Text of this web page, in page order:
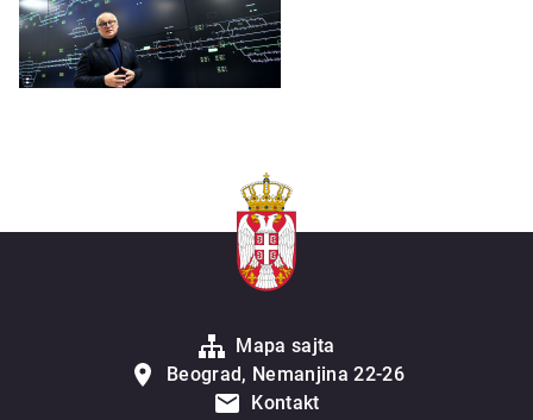
Mapa sajta
Beograd, Nemanjina 22-26
Kontakt